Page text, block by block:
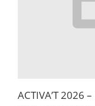
ACTIVA’T 2026